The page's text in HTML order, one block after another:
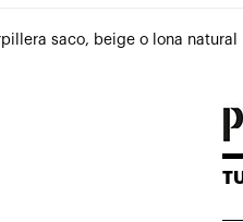
saco, beige o lona natural